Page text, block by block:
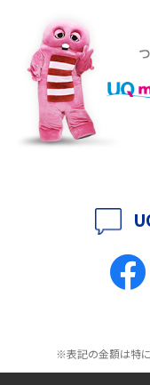
ポケット型Wi-Fiをレン
徴も紹介
持ち運びできるポケット
ットも紹介
ポケット型Wi-Fiとは？通
工事不要！置くだけWi-
無制限で利用できるポケ
※表記の金額は特